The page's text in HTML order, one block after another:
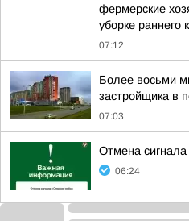
фермерские
уборке раннего
07:12
Более восьми
застройщика в
07:03
Отмена
06:24